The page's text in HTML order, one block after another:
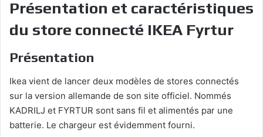
Présentation et caractéristiques
du store connecté IKEA Fyrtur
Présentation
Ikea vient de lancer deux modèles de stores connectés
sur la version allemande de son site officiel. Nommés
KADRILJ et FYRTUR sont sans fil et alimentés par une
batterie. Le chargeur est évidemment fourni.